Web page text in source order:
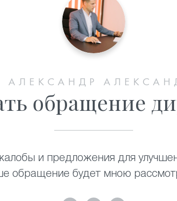
АЛЕКСАНДР
обращение
и предложения для
обращение будет мною